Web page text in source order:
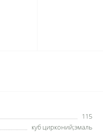
115
куб цирконий;эмаль